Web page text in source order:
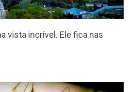
vista incrível. Ele fica nas